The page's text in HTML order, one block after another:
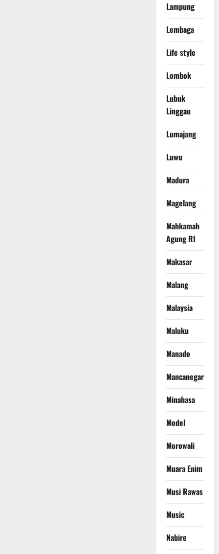
Lampung
Lembaga
Life style
Lombok
Lubuk
Linggau
Lumajang
Luwu
Madura
Magelang
Mahkamah
Agung RI
Makasar
Malang
Malaysia
Maluku
Manado
Mancanegara
Minahasa
Model
Morowali
Muara Enim
Musi Rawas
Music
Nabire